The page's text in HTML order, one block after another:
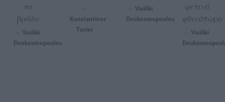
το
βράδυ
Vasiliki
Doukoumopoulou
Konstantinos
Tanias
Vasiliki
Doukoumopoulou
φετινό
φθινόπωρο
Vasiliki